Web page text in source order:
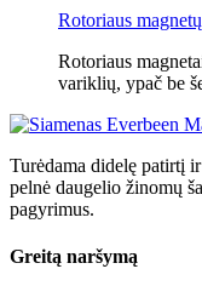
Rotoriaus
Rotoriaus
variklių, ypač be
Turėdama didelę patirtį
pelnė daugelio žinomų
pagyrimus.
Greitą naršymą